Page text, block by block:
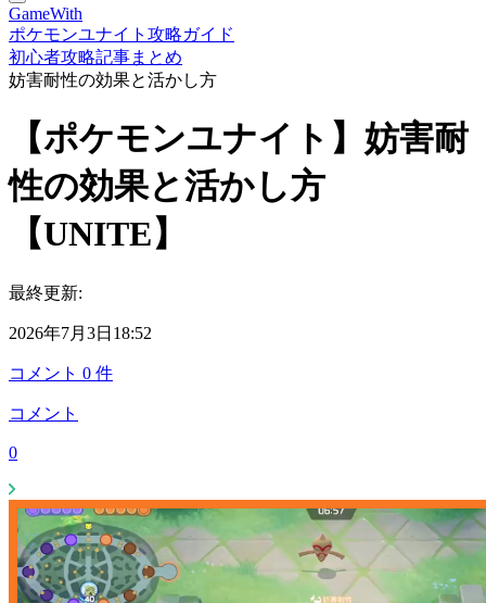
GameWith
ポケモンユナイト攻略ガイド
初心者攻略記事まとめ
妨害耐性の効果と活かし方
【ポケモンユナイト】妨害耐
性の効果と活かし方
【UNITE】
最終更新:
2026年7月3日18:52
コメント 0 件
コメント
0